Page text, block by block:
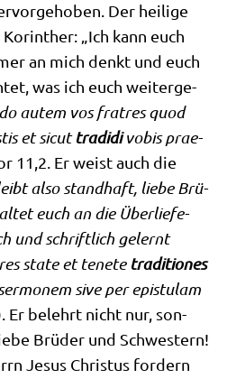
Der hei­li­ge
„Ich kann euch
an mich denkt und euch
was ich euch wei­ter­ge­
autem vos fra­tres quod
et sicuttra­di­divobis prae­
11,2. Er weist auch die
also stand­haft, lie­be Brü­
euch an die Über­lie­fe­
und schrift­lich gelernt
sta­te et tenete tra­di­tio­nes
sive per epi­stu­lam
Er belehrt nicht nur, son­
Brü­der und Schwe­stern!
Jesus Chri­stus for­dern